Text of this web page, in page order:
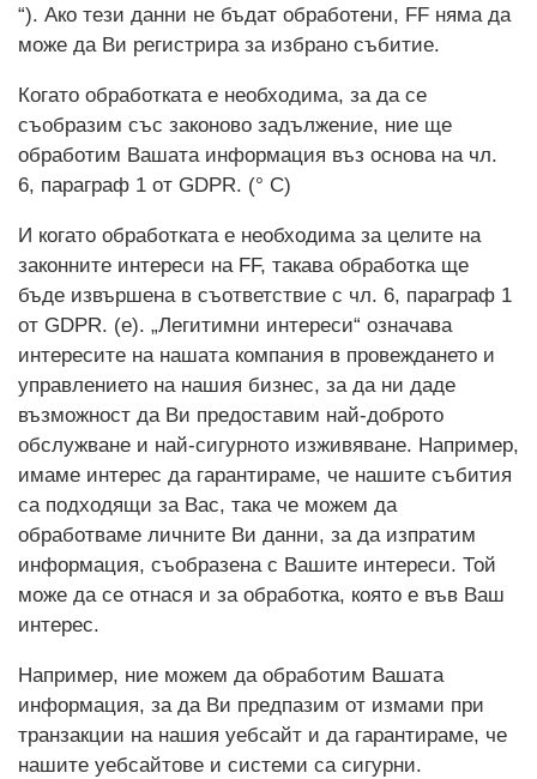
“). Ако тези данни не бъдат обработени, FF няма да
може да Ви регистрира за избрано събитие.
Когато обработката е необходима, за да се
съобразим със законово задължение, ние ще
обработим Вашата информация въз основа на чл.
6, параграф 1 от GDPR. (° С)
И когато обработката е необходима за целите на
законните интереси на FF, такава обработка ще
бъде извършена в съответствие с чл. 6, параграф 1
от GDPR. (е). „Легитимни интереси“ означава
интересите на нашата компания в провеждането и
управлението на нашия бизнес, за да ни даде
възможност да Ви предоставим най-доброто
обслужване и най-сигурното изживяване. Например,
имаме интерес да гарантираме, че нашите събития
са подходящи за Вас, така че можем да
обработваме личните Ви данни, за да изпратим
информация, съобразена с Вашите интереси. Той
може да се отнася и за обработка, която е във Ваш
интерес.
Например, ние можем да обработим Вашата
информация, за да Ви предпазим от измами при
транзакции на нашия уебсайт и да гарантираме, че
нашите уебсайтове и системи са сигурни.